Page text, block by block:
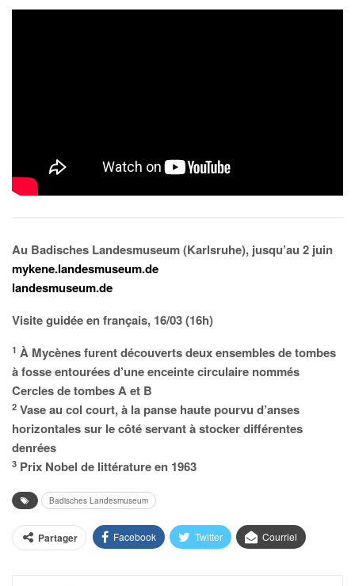
Au Badisches Landesmuseum (Karlsruhe), jusqu’au 2 juin
mykene.landesmuseum.de
landesmuseum.de
Visite guidée en français, 16/03 (16h)
1 À Mycènes furent découverts deux ensembles de tombes
à fosse entourées d’une enceinte circulaire nommés
Cercles de tombes A et B
2 Vase au col court, à la panse haute pourvu d’anses
horizontales sur le côté servant à stocker différentes
denrées
3 Prix Nobel de littérature en 1963
Badisches Landesmuseum
Partager Facebook Twitter Courriel